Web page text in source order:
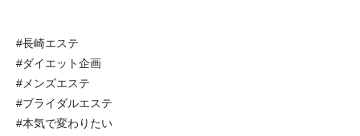
#長崎エステ
#ダイエット企画
#メンズエステ
#ブライダルエステ
#本気で変わりたい